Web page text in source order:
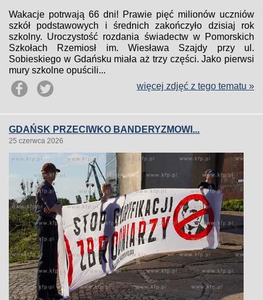
Wakacje potrwają 66 dni! Prawie pięć milionów uczniów
szkół podstawowych i średnich zakończyło dzisiaj rok
szkolny. Uroczystość rozdania świadectw w Pomorskich
Szkołach Rzemiosł im. Wiesława Szajdy przy ul.
Sobieskiego w Gdańsku miała aż trzy części. Jako pierwsi
mury szkolne opuścili...
więcej zdjęć z tego tematu »
GDAŃSK PRZECIWKO BANDERYZMOWI...
25 czerwca 2026